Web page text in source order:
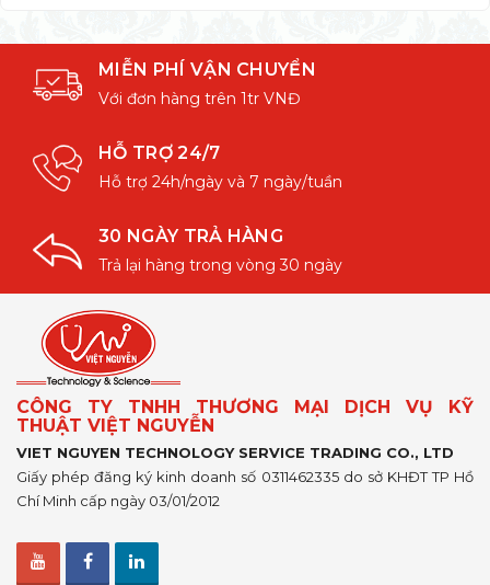
MIỄN PHÍ VẬN CHUYỂN
Với đơn hàng trên 1tr VNĐ
HỖ TRỢ 24/7
Hỗ trợ 24h/ngày và 7 ngày/tuần
30 NGÀY TRẢ HÀNG
Trả lại hàng trong vòng 30 ngày
CÔNG TY TNHH THƯƠNG MẠI DỊCH VỤ KỸ
THUẬT VIỆT NGUYỄN
VIET NGUYEN TECHNOLOGY SERVICE TRADING CO., LTD
Giấy phép đăng ký kinh doanh số 0311462335 do sở KHĐT TP Hồ
Chí Minh cấp ngày 03/01/2012